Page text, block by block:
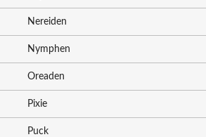
Nereiden
Nymphen
Oreaden
Pixie
Puck